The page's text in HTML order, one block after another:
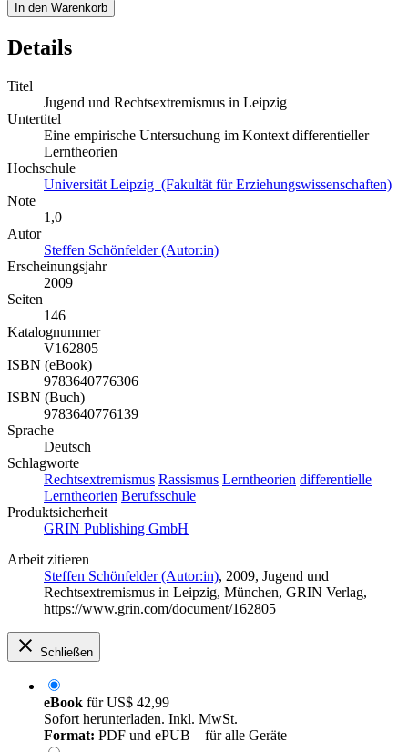
In den Warenkorb
Details
Titel
Jugend und Rechtsextremismus in Leipzig
Untertitel
Eine empirische Untersuchung im Kontext differentieller
Lerntheorien
Hochschule
Universität Leipzig (Fakultät für Erziehungswissenschaften)
Note
1,0
Autor
Steffen Schönfelder (Autor:in)
Erscheinungsjahr
2009
Seiten
146
Katalognummer
V162805
ISBN (eBook)
9783640776306
ISBN (Buch)
9783640776139
Sprache
Deutsch
Schlagworte
Rechtsextremismus Rassismus Lerntheorien differentielle
Lerntheorien Berufsschule
Produktsicherheit
GRIN Publishing GmbH
Arbeit zitieren
Steffen Schönfelder (Autor:in), 2009, Jugend und
Rechtsextremismus in Leipzig, München, GRIN Verlag,
https://www.grin.com/document/162805
Schließen
eBook fürUS$ 42,99
Sofort herunterladen. Inkl. MwSt.
Format: PDF und ePUB – für alle Geräte